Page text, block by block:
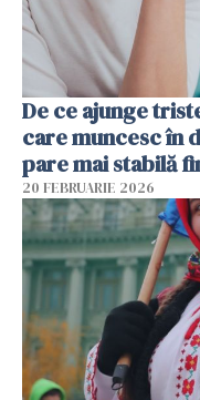
De ce ajunge
care muncesc în
pare mai stabilă
20 FEBRUARIE 2026